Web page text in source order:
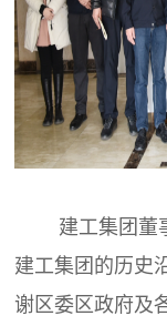
建工集团董事
建工集团的历史
谢区委区政府及